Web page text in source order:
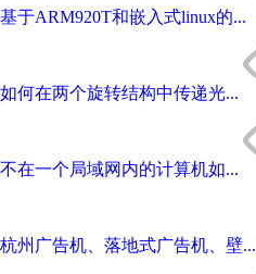
基于ARM920T和嵌入式linux的...
如何在两个旋转结构中传递光...
不在一个局域网内的计算机如...
杭州广告机、落地式广告机、壁...